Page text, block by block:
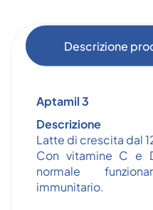
Descrizione
Aptamil 3
Descrizione
Latte di crescita dal
Con vitamine C e
normale
immunitario.